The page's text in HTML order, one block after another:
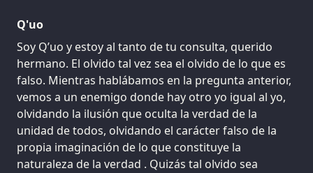
Q'uo
Soy Q’uo y estoy al tanto de tu consulta, querido
hermano. El olvido tal vez sea el olvido de lo que es
falso. Mientras hablábamos en la pregunta anterior,
vemos a un enemigo donde hay otro yo igual al yo,
olvidando la ilusión que oculta la verdad de la
unidad de todos, olvidando el carácter falso de la
propia imaginación de lo que constituye la
naturaleza de la verdad . Quizás tal olvido sea